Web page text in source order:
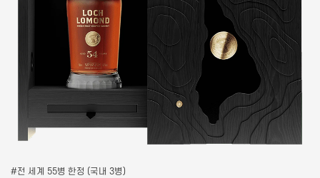
#전 세계 55병 한정 (국내 3병)